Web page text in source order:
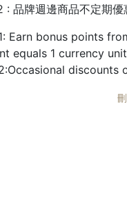
: 品牌週邊商品不定期優
Earn bonus points
equals 1 currency
discounts